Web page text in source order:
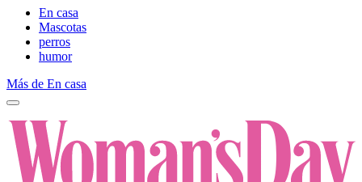
En casa
Mascotas
perros
humor
Más de En casa